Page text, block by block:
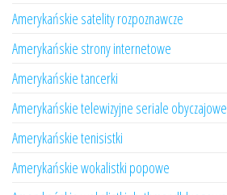
Amerykańskie satelity rozpoznawcze
Amerykańskie strony internetowe
Amerykańskie tancerki
Amerykańskie telewizyjne seriale obyczajowe
Amerykańskie tenisistki
Amerykańskie wokalistki popowe